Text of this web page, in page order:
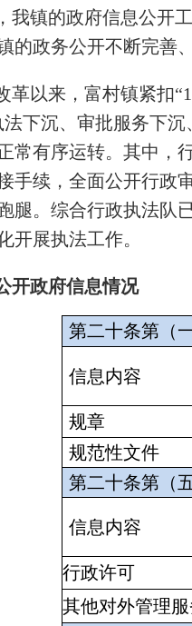
我镇的政府信息公开
的政务公开不断完善
革以来，富村镇紧扣
法下沉、审批服务下
常有序运转。其中，
手续，全面公开行政
腿。综合行政执法队
开展执法工作。
开政府信息情况
第二十条第（
信息内容
规章
规范性文件
第二十条第（
信息内容
行政许可
其他对外管理